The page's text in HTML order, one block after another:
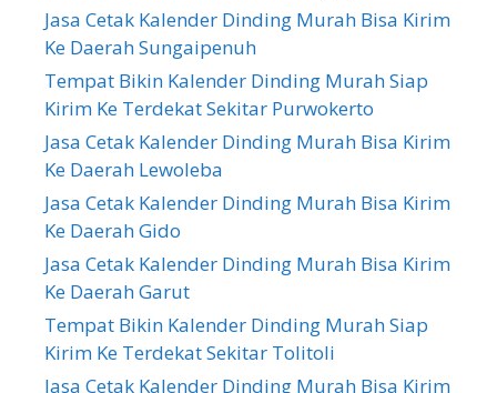
Jasa Cetak Kalender Dinding Murah Bisa Kirim
Ke Daerah Sungaipenuh
Tempat Bikin Kalender Dinding Murah Siap
Kirim Ke Terdekat Sekitar Purwokerto
Jasa Cetak Kalender Dinding Murah Bisa Kirim
Ke Daerah Lewoleba
Jasa Cetak Kalender Dinding Murah Bisa Kirim
Ke Daerah Gido
Jasa Cetak Kalender Dinding Murah Bisa Kirim
Ke Daerah Garut
Tempat Bikin Kalender Dinding Murah Siap
Kirim Ke Terdekat Sekitar Tolitoli
Jasa Cetak Kalender Dinding Murah Bisa Kirim